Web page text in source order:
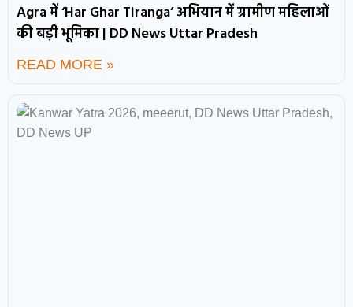
Agra में ‘Har Ghar Tiranga’ अभियान में ग्रामीण महिलाओं
की बड़ी भूमिका | DD News Uttar Pradesh
READ MORE »